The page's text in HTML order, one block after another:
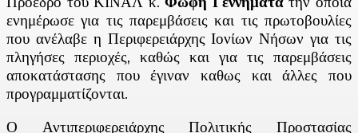
ενημέρωσε για τις παρεμβάσεις και τις πρωτοβουλίες
που ανέλαβε η Περιφερειάρχης Ιονίων Νήσων για τις
πληγήσες περιοχές, καθώς και για τις παρεμβάσεις
αποκατάστασης που έγιναν καθως και άλλες που
προγραμματίζονται.
Ο Αντιπεριφερειάρχης Πολιτικής Προστασίας